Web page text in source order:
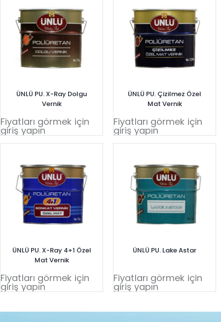
ÜNLÜ PU. X-Ray Dolgu
Vernik
Fiyatları görmek için
giriş yapın
ÜNLÜ PU. Çizilmez Özel
Mat Vernik
Fiyatları görmek için
giriş yapın
ÜNLÜ PU. X-Ray 4+1 Özel
Mat Vernik
Fiyatları görmek için
giriş yapın
ÜNLÜ PU. Lake Astar
Fiyatları görmek için
giriş yapın